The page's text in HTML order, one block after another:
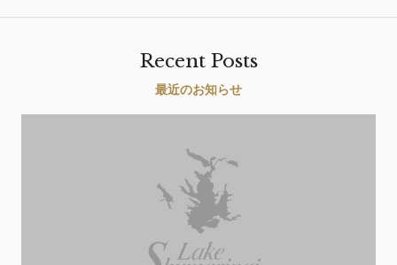
Recent Posts
最近のお知らせ